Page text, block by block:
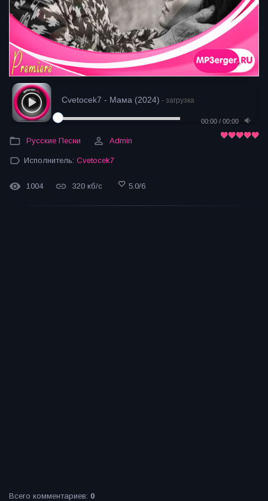
Cvetocek7 - Мама (2024) - загрузка
00:00 / 00:00
Русские Песни Admin
Исполнитель: Cvetocek7
1004 320 кб/с 5.0/6
Всего комментариев: 0